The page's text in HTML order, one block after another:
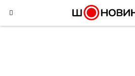
content